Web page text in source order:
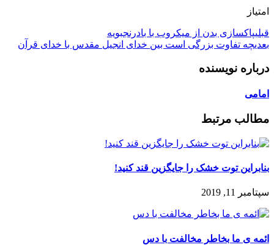
امتیاز
قبلیپاکسازی بدن از میکروب با بادرنجبویه
بعدیچه تفاوت بزرگی است بین خدای انجیل مقدس با خدای قرآن
درباره نویسنده
امامی
مطالب مرتبط
بنابراین توت خشک را جایگزین قند کنید!
سپتامبر 11, 2019
ائمه ی ما بخاطر مخالفت با دس